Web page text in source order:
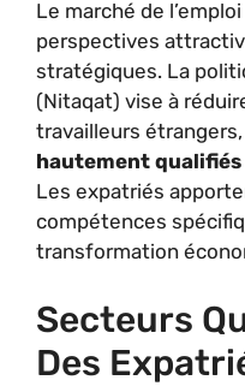
Le marché de
perspectives
stratégiques. La
(Nitaqat) vise à
travailleurs
hautement
Les expatriés
compétences
transformation
Secteurs
Des